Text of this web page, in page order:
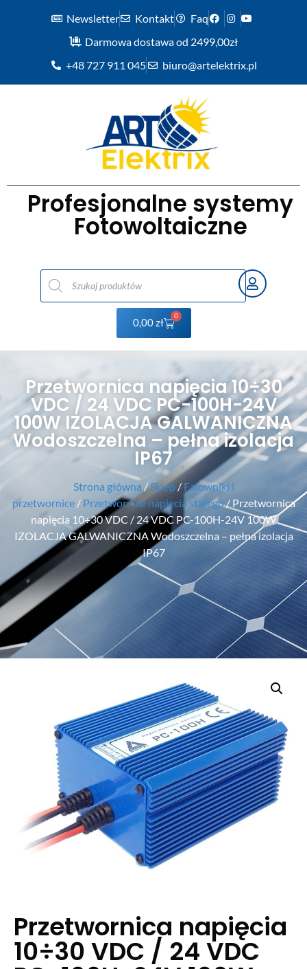
Newsletter Kontakt
Faq
Darmowa dostawa od 2499,00zł
+48 727 911 045
biuro@artelektrix.pl
Profesjonalne systemy
Fotowoltaiczne
0,00zł
0
Przetwornica napięcia 10÷30
VDC / 24 VDC PC-100H-24V
100W IZOLACJA GALWANICZNA
Wodoszczelna – pełna izolacja
IP67
Strona główna/Sklep/ Falowniki i
przetwornice/ Przetwornice napięcia stałego/ Przetwornica
napięcia 10÷30 VDC / 24 VDC PC-100H-24V 100W
IZOLACJA GALWANICZNA Wodoszczelna – pełna izolacja
IP67
Przetwornica napięcia
10÷30 VDC / 24 VDC